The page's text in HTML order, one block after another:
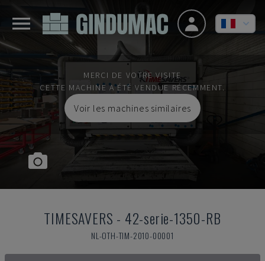
MERCI DE VOTRE VISITE
CETTE MACHINE A ÉTÉ VENDUE RÉCEMMENT.
Voir les machines similaires
TIMESAVERS - 42-serie-1350-RB
NL-OTH-TIM-2010-00001